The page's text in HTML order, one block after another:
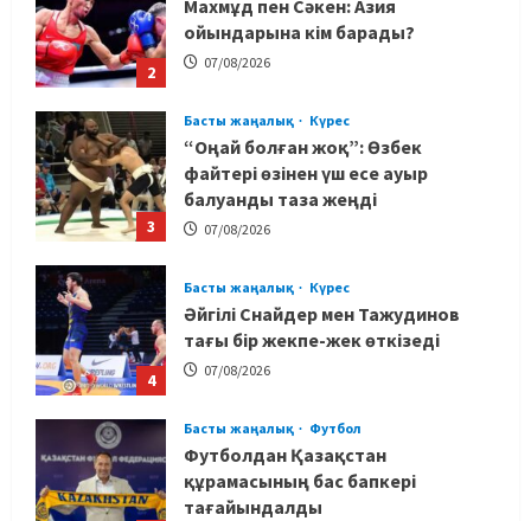
2
Махмұд пен Сәкен: Азия
ойындарына кім барады?
07/08/2026
3
Басты жаңалық Күрес
“Оңай болған жоқ”: Өзбек
файтері өзінен үш есе ауыр
балуанды таза жеңді
07/08/2026
4
Басты жаңалық Күрес
Әйгілі Снайдер мен Тажудинов
тағы бір жекпе-жек өткізеді
07/08/2026
Басты жаңалық Футбол
Футболдан Қазақстан
құрамасының бас бапкері
тағайындалды